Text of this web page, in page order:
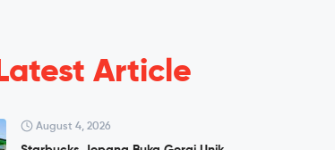
Latest Article
August 4, 2026